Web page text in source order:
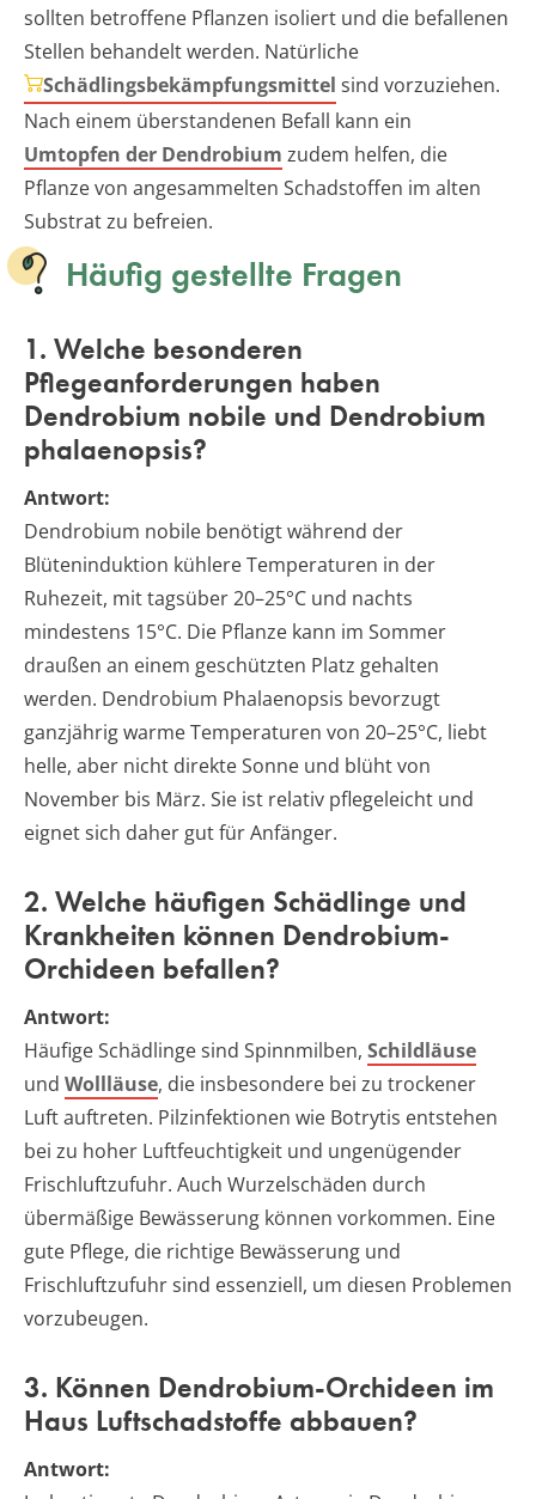
sollten betroffene Pflanzen isoliert und die befallenen
Stellen behandelt werden. Natürliche
Schädlingsbekämpfungsmittel sind vorzuziehen.
Nach einem überstandenen Befall kann ein
Umtopfen der Dendrobium zudem helfen, die
Pflanze von angesammelten Schadstoffen im alten
Substrat zu befreien.
Häufig gestellte Fragen
1. Welche besonderen
Pflegeanforderungen haben
Dendrobium nobile und Dendrobium
phalaenopsis?
Antwort:
Dendrobium nobile benötigt während der
Blüteninduktion kühlere Temperaturen in der
Ruhezeit, mit tagsüber 20–25°C und nachts
mindestens 15°C. Die Pflanze kann im Sommer
draußen an einem geschützten Platz gehalten
werden. Dendrobium Phalaenopsis bevorzugt
ganzjährig warme Temperaturen von 20–25°C, liebt
helle, aber nicht direkte Sonne und blüht von
November bis März. Sie ist relativ pflegeleicht und
eignet sich daher gut für Anfänger.
2. Welche häufigen Schädlinge und
Krankheiten können Dendrobium-
Orchideen befallen?
Antwort:
Häufige Schädlinge sind Spinnmilben, Schildläuse
und Wollläuse, die insbesondere bei zu trockener
Luft auftreten. Pilzinfektionen wie Botrytis entstehen
bei zu hoher Luftfeuchtigkeit und ungenügender
Frischluftzufuhr. Auch Wurzelschäden durch
übermäßige Bewässerung können vorkommen. Eine
gute Pflege, die richtige Bewässerung und
Frischluftzufuhr sind essenziell, um diesen Problemen
vorzubeugen.
3. Können Dendrobium-Orchideen im
Haus Luftschadstoffe abbauen?
Antwort: